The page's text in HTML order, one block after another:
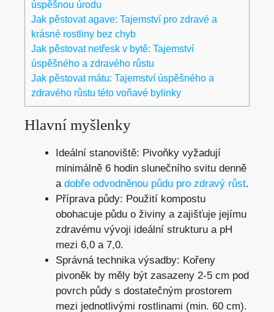
úspěšnou úrodu
Jak pěstovat agave: Tajemství pro zdravé a
krásné rostliny bez chyb
Jak pěstovat netřesk v bytě: Tajemství
úspěšného a zdravého růstu
Jak pěstovat mátu: Tajemství úspěšného a
zdravého růstu této voňavé bylinky
Hlavní myšlenky
Ideální stanoviště: Pivoňky vyžadují
minimálně 6 hodin slunečního svitu denně
a dobře odvodněnou půdu pro zdravý růst.
Příprava půdy: Použití kompostu
obohacuje půdu o živiny a zajišťuje jejímu
zdravému vývoji ideální strukturu a pH
mezi 6,0 a 7,0.
Správná technika výsadby: Kořeny
pivoněk by měly být zasazeny 2-5 cm pod
povrch půdy s dostatečným prostorem
mezi jednotlivými rostlinami (min. 60 cm).